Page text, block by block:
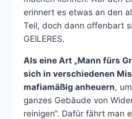
erinnert es etwas an den
Teil, doch dann offenbart
GEILERES.
Als eine Art „Mann fürs
sich in verschiedenen
mafiamäßig anheuern,
ganzes Gebäude von
reinigen“. Dafür fährt man